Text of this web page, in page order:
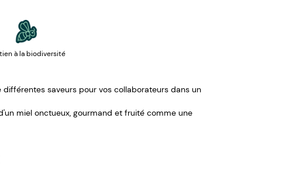
à la biodiversité
saveurs pour vos collaborateurs dans un
miel onctueux, gourmand et fruité comme une